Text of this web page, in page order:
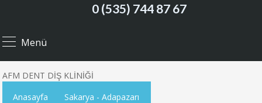
0 (535) 744 87 67
Menü
AFM DENT DİŞ KLİNİĞİ
Anasayfa
Sakarya - Adapazarı